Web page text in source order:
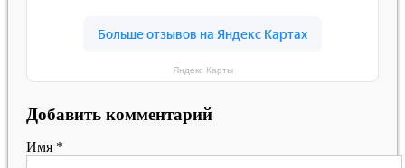
Яндекс Карты
Добавить комментарий
Имя *